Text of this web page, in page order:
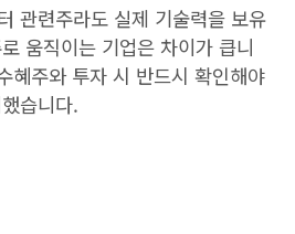
관련주라도 실제 기술력을 보유
움직이는 기업은 차이가 큽니
혜주와 투자 시 반드시 확인해야
습니다.